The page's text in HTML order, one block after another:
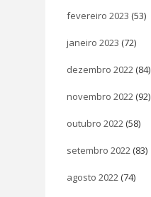
fevereiro 2023 (53)
janeiro 2023 (72)
dezembro 2022 (84)
novembro 2022 (92)
outubro 2022 (58)
setembro 2022 (83)
agosto 2022 (74)